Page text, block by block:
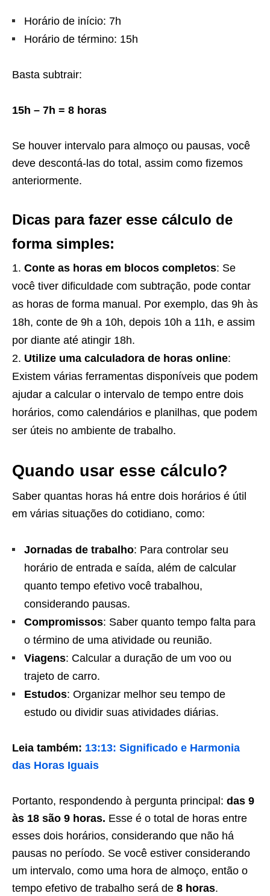
Horário de início: 7h
Horário de término: 15h
Basta subtrair:
15h – 7h = 8 horas
Se houver intervalo para almoço ou pausas, você
deve descontá-las do total, assim como fizemos
anteriormente.
Dicas para fazer esse cálculo de
forma simples:
Conte as horas em blocos completos: Se
você tiver dificuldade com subtração, pode contar
as horas de forma manual. Por exemplo, das 9h às
18h, conte de 9h a 10h, depois 10h a 11h, e assim
por diante até atingir 18h.
Utilize uma calculadora de horas online:
Existem várias ferramentas disponíveis que podem
ajudar a calcular o intervalo de tempo entre dois
horários, como calendários e planilhas, que podem
ser úteis no ambiente de trabalho.
Quando usar esse cálculo?
Saber quantas horas há entre dois horários é útil
em várias situações do cotidiano, como:
Jornadas de trabalho: Para controlar seu
horário de entrada e saída, além de calcular
quanto tempo efetivo você trabalhou,
considerando pausas.
Compromissos: Saber quanto tempo falta para
o término de uma atividade ou reunião.
Viagens: Calcular a duração de um voo ou
trajeto de carro.
Estudos: Organizar melhor seu tempo de
estudo ou dividir suas atividades diárias.
Leia também: 13:13: Significado e Harmonia
das Horas Iguais
Portanto, respondendo à pergunta principal: das 9
às 18 são 9 horas. Esse é o total de horas entre
esses dois horários, considerando que não há
pausas no período. Se você estiver considerando
um intervalo, como uma hora de almoço, então o
tempo efetivo de trabalho será de 8 horas.